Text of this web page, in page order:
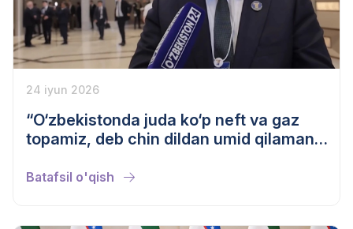
24 iyun 2026
“O‘zbekistonda juda ko‘p neft va gaz
topamiz, deb chin dildan umid qilaman”,
Batafsil o'qish